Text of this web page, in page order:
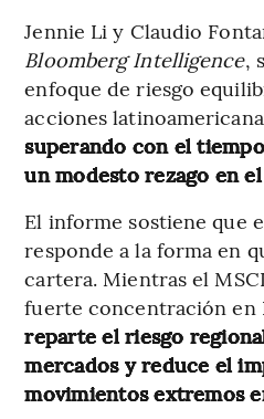
Jennie Li y Claudio
Bloomberg Intelligence,
enfoque de riesgo
acciones
superando con el
un modesto rezago en
El informe sostiene que
responde a la forma en
cartera. Mientras el
fuerte concentración en
reparte el riesgo
mercados y reduce el
movimientos extremos